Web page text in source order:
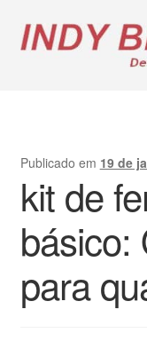
Pular
para
Pular
para
Lojas Físicas
Manutenção E-
Locação de
Publicado em 19 de
kit de
básico:
para